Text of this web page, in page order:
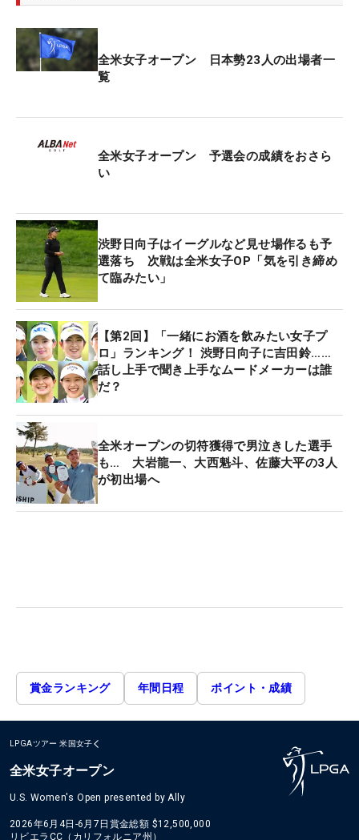
全米女子オープン 日本勢23人の出場者一
覧
全米女子オープン 予選会の成績をおさら
い
渋野日向子はイーグルなど見せ場作るも予
選落ち 次戦は全米女子OP「気を引き締め
て臨みたい」
【第2回】「一緒にお酒を飲みたい女子プ
ロ」ランキング！ 渋野日向子に吉田鈴……
話し上手で聞き上手なムードメーカーは誰
だ？
全米オープンの切符獲得で男泣きした選手
も… 大岩龍一、大西魁斗、佐藤大平の3人
が初出場へ
賞金ランキング 年間日程 ポイント・成績
LPGAツアー 米国女子
全米女子オープン
U.S. Women's Open presented by Ally
2026年6月4日-6月7日 賞金総額 $12,500,000
リビエラCC（カリフォルニア州）